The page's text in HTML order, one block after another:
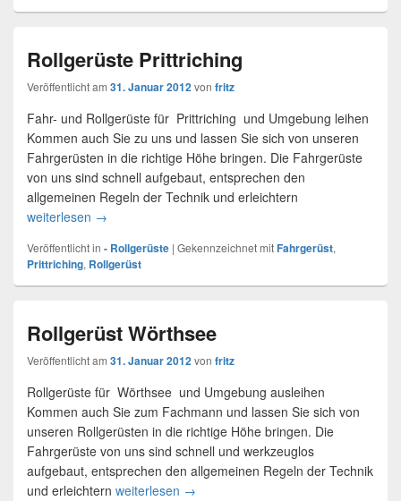
Rollgerüste Prittriching
Veröffentlicht am 31. Januar 2012von fritz
Fahr- und Rollgerüste für Prittriching und Umgebung leihen
Kommen auch Sie zu uns und lassen Sie sich von unseren
Fahrgerüsten in die richtige Höhe bringen. Die Fahrgerüste
von uns sind schnell aufgebaut, entsprechen den
allgemeinen Regeln der Technik und erleichtern
weiterlesen Rollgerüste Prittriching
→
Veröffentlicht in - Rollgerüste | Gekennzeichnet mitFahrgerüst,
Prittriching, Rollgerüst
Rollgerüst Wörthsee
Veröffentlicht am 31. Januar 2012von fritz
Rollgerüste für Wörthsee und Umgebung ausleihen
Kommen auch Sie zum Fachmann und lassen Sie sich von
unseren Rollgerüsten in die richtige Höhe bringen. Die
Fahrgerüste von uns sind schnell und werkzeuglos
aufgebaut, entsprechen den allgemeinen Regeln der Technik
und erleichtern weiterlesen Rollgerüst Wörthsee
→